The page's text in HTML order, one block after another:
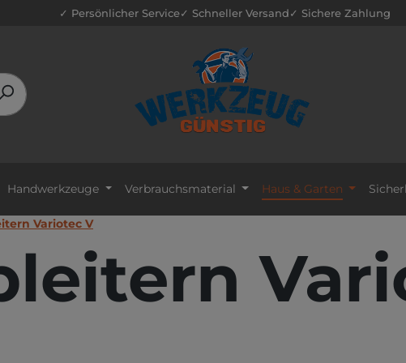
✓ Persönlicher Service✓ Schneller Versand✓ Sichere Zahlung
Handwerkzeuge Verbrauchsmaterial Haus & Garten
Variotec V